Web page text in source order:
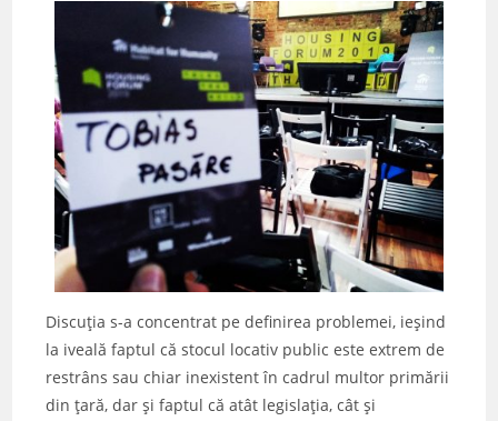
Discuția s-a concentrat pe definirea problemei, ieșind
la iveală faptul că stocul locativ public este extrem de
restrâns sau chiar inexistent în cadrul multor primării
din țară, dar și faptul că atât legislația, cât și